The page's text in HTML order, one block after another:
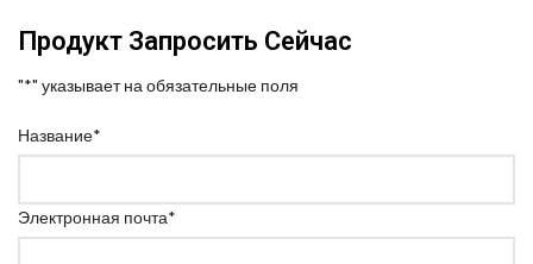
Продукт Запросить Сейчас
"*" указывает на обязательные поля
Название*
Электронная почта*